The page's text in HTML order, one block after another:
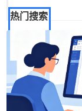
热门搜索